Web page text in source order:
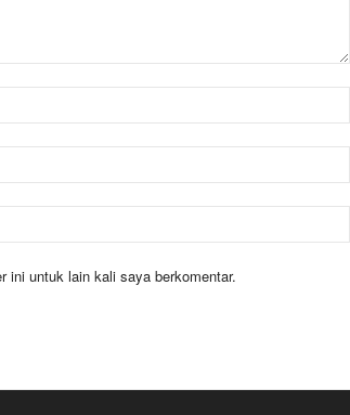
ini untuk lain kali saya berkomentar.